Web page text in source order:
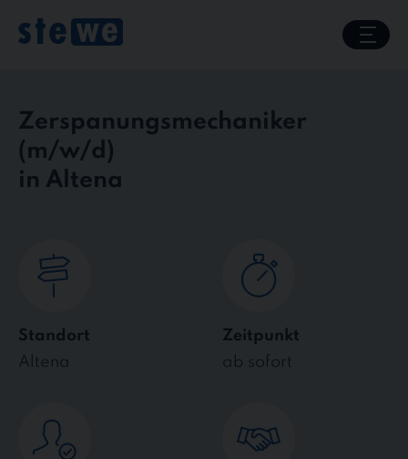
content
Zerspanungsmechaniker
in Altena
Standort
Altena
Zeitpunkt
ab sofort